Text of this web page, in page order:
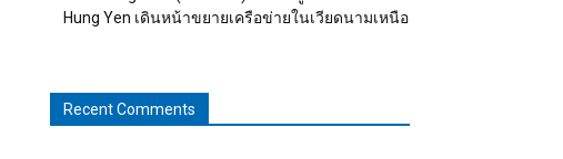
Hung Yen เดินหน้าขยายเครือข่ายในเวียดนามเหนือ
Recent Comments